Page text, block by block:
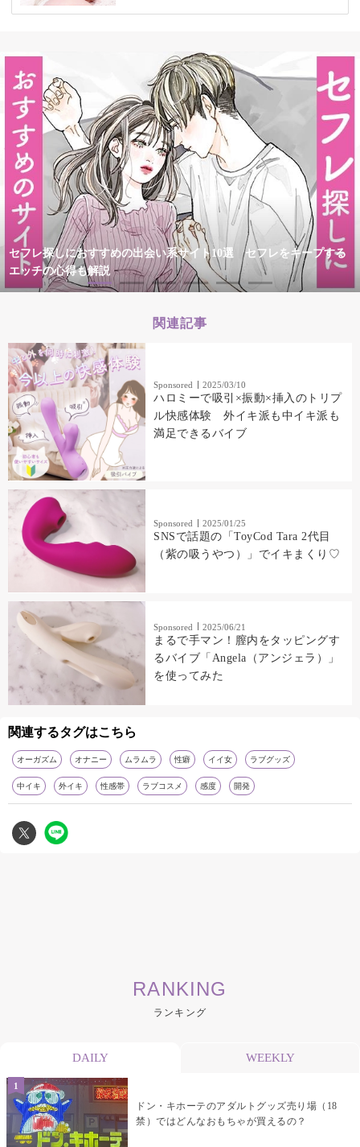
RANKING
ランキング
DAILY WEEKLY
ドン・キホーテのアダルトグッズ売り場（18
禁）ではどんなおもちゃが買えるの？
セフレ探しにおすすめの出会い系サイト10選 セフレをキープする
エッチの心得も解説
関連記事
Sponsored 2025/03/10
ハロミーで吸引×振動×挿入のトリプ
ル快感体験 外イキ派も中イキ派も
満足できるバイブ
Sponsored 2025/01/25
SNSで話題の「ToyCod Tara 2代目
（紫の吸うやつ）」でイキまくり♡
Sponsored 2025/06/21
まるで手マン！膣内をタッピングす
るバイブ「Angela（アンジェラ）」
を使ってみた
関連するタグはこちら
オーガズム オナニー ムラムラ 性癖 イイ女 ラブグッズ
中イキ 外イキ 性感帯 ラブコスメ 感度 開発